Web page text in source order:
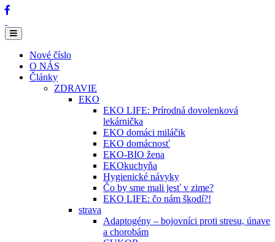
Nové číslo
O NÁS
Články
ZDRAVIE
EKO
EKO LIFE: Prírodná dovolenková
lekárnička
EKO domáci miláčik
EKO domácnosť
EKO-BIO žena
EKOkuchyňa
Hygienické návyky
Čo by sme mali jesť v zime?
EKO LIFE: čo nám škodí?!
strava
Adaptogény – bojovníci proti stresu, únave
a chorobám